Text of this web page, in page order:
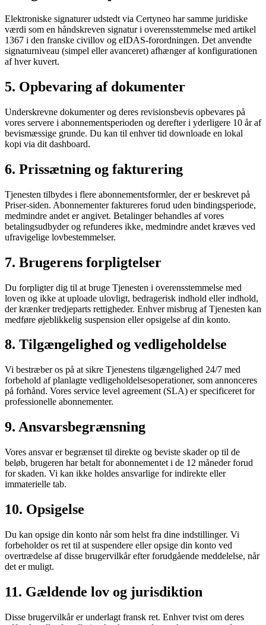
Elektroniske signaturer udstedt via Certyneo har samme juridiske
værdi som en håndskreven signatur i overensstemmelse med artikel
1367 i den franske civillov og eIDAS-forordningen. Det anvendte
signaturniveau (simpel eller avanceret) afhænger af konfigurationen
af hver kuvert.
5. Opbevaring af dokumenter
Underskrevne dokumenter og deres revisionsbevis opbevares på
vores servere i abonnementsperioden og derefter i yderligere 10 år af
bevismæssige grunde. Du kan til enhver tid downloade en lokal
kopi via dit dashboard.
6. Prissætning og fakturering
Tjenesten tilbydes i flere abonnementsformler, der er beskrevet på
Priser-siden. Abonnementer faktureres forud uden bindingsperiode,
medmindre andet er angivet. Betalinger behandles af vores
betalingsudbyder og refunderes ikke, medmindre andet kræves ved
ufravigelige lovbestemmelser.
7. Brugerens forpligtelser
Du forpligter dig til at bruge Tjenesten i overensstemmelse med
loven og ikke at uploade ulovligt, bedragerisk indhold eller indhold,
der krænker tredjeparts rettigheder. Enhver misbrug af Tjenesten kan
medføre øjeblikkelig suspension eller opsigelse af din konto.
8. Tilgængelighed og vedligeholdelse
Vi bestræber os på at sikre Tjenestens tilgængelighed 24/7 med
forbehold af planlagte vedligeholdelsesoperationer, som annonceres
på forhånd. Vores service level agreement (SLA) er specificeret for
professionelle abonnementer.
9. Ansvarsbegrænsning
Vores ansvar er begrænset til direkte og beviste skader op til de
beløb, brugeren har betalt for abonnementet i de 12 måneder forud
for skaden. Vi kan ikke holdes ansvarlige for indirekte eller
immaterielle tab.
10. Opsigelse
Du kan opsige din konto når som helst fra dine indstillinger. Vi
forbeholder os ret til at suspendere eller opsige din konto ved
overtrædelse af disse brugervilkår efter forudgående meddelelse, når
det er muligt.
11. Gældende lov og jurisdiktion
Disse brugervilkår er underlagt fransk ret. Enhver tvist om deres